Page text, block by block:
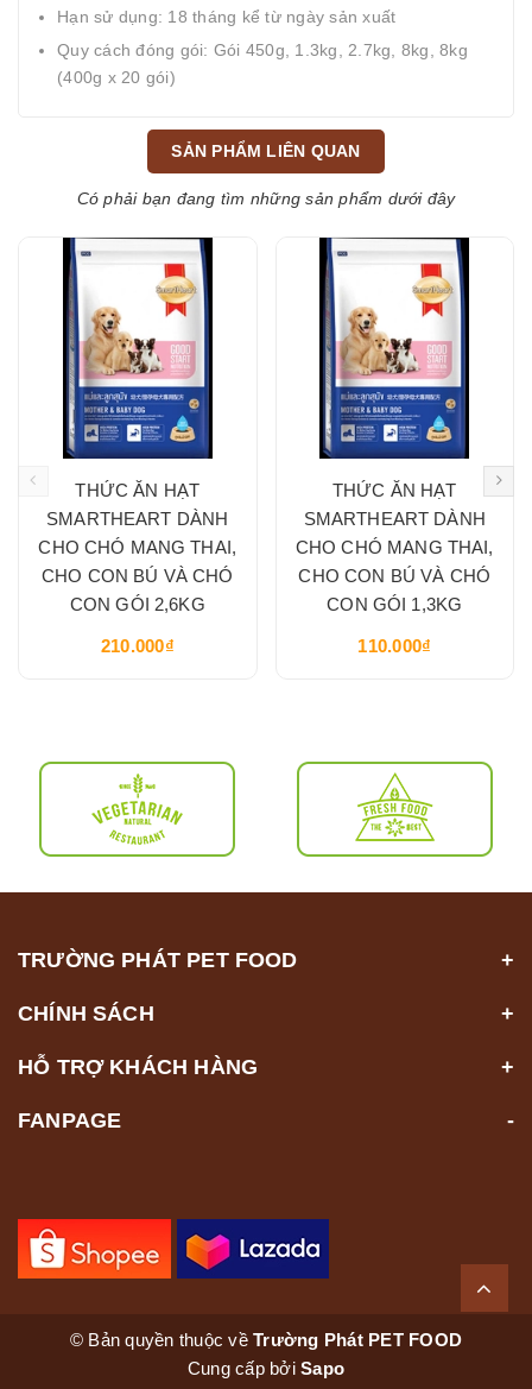
Hạn sử dụng: 18 tháng kể từ ngày sản xuất
Quy cách đóng gói: Gói 450g, 1.3kg, 2.7kg, 8kg, 8kg
(400g x 20 gói)
SẢN PHẨM LIÊN QUAN
Có phải bạn đang tìm những sản phẩm dưới đây
THỨC ĂN HẠT
SMARTHEART DÀNH
CHO CHÓ MANG THAI,
CHO CON BÚ VÀ CHÓ
CON GÓI 2,6KG
210.000₫
THỨC ĂN HẠT
SMARTHEART DÀNH
CHO CHÓ MANG THAI,
CHO CON BÚ VÀ CHÓ
CON GÓI 1,3KG
110.000₫
TRƯỜNG PHÁT PET FOOD
CHÍNH SÁCH
HỖ TRỢ KHÁCH HÀNG
FANPAGE
© Bản quyền thuộc vềTrường Phát PET FOOD
Cung cấp bởiSapo